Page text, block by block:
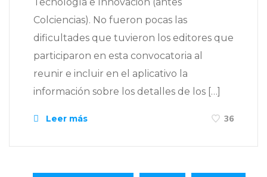
Colciencias). No fueron pocas las
dificultades que tuvieron los editores que
participaron en esta convocatoria al
reunir e incluir en el aplicativo la
información sobre los detalles de los […]
Leer más 36